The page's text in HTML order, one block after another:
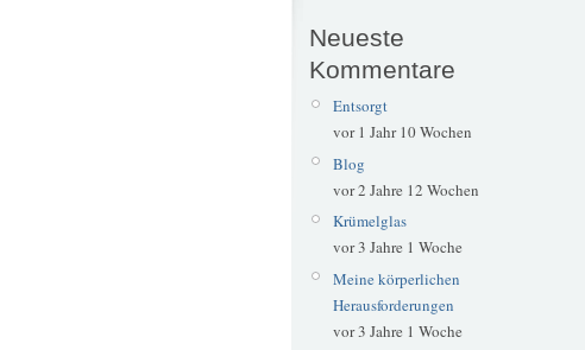
Neueste
Kommentare
Entsorgt
vor 1 Jahr 10 Wochen
Blog
vor 2 Jahre 12 Wochen
Krümelglas
vor 3 Jahre 1 Woche
Meine körperlichen
Herausforderungen
vor 3 Jahre 1 Woche